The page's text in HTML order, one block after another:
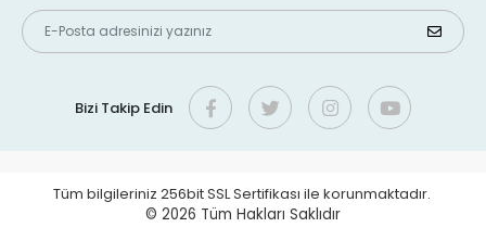
Bizi Takip Edin
Tüm bilgileriniz 256bit SSL Sertifikası ile korunmaktadır.
© 2026 Tüm Hakları Saklıdır